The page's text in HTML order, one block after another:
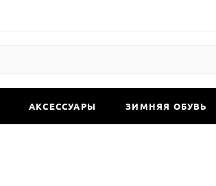
АКСЕССУАРЫ ЗИМНЯЯ ОБУВЬ